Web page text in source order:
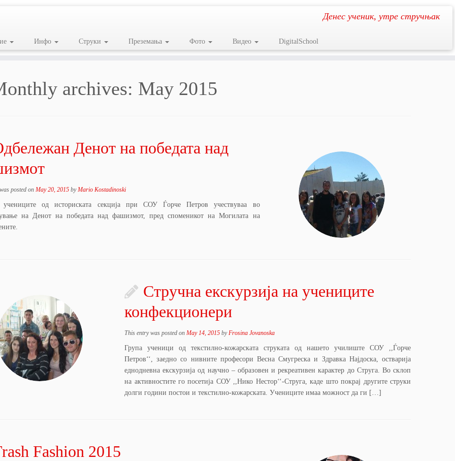
Денес ученик, утре стручњак
Инфо Струки Преземања Фото Видео DigitalSchool
archives: May 2015
Денот на победата над
posted on May 20, 2015 byMario Kostadinoski
од историската секција при СОУ Ѓорче Петров учествуваа во
на Денот на победата над фашизмот, пред споменикот на Могилата на
Стручна екскурзија на учениците
конфекционери
This entry was posted onMay 14, 2015 byFrosina Jovanoska
Група ученици од текстилно-кожарската струката од нашето училиште СОУ ,,Ѓорче
Петров‘‘, заедно со нивните професори Весна Смугреска и Здравка Најдоска, остварија
еднодневна екскурзија од научно – образовен и рекреативен карактер до Струга. Во склоп
на активностите го посетија СОУ ,,Нико Нестор‘‘-Струга, каде што покрај другите струки
долги години постои и текстилно-кожарската. Учениците имаа можност да ги […]
Fashion 2015